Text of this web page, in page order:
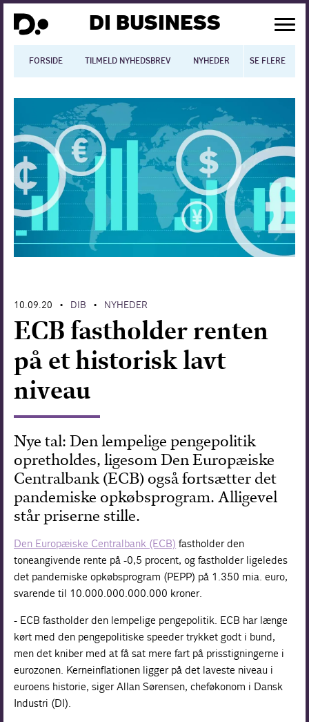
DI BUSINESS
FORSIDE TILMELD NYHEDSBREV NYHEDER BLOGS
SE FLERE
Dansk økonomi
Digitalisering
International økonomi
Arbejdsmiljø
Arbejdsmarkedet
Europapolitik
Forskning
10.09.20 • DIB • NYHEDER
ECB fastholder renten
på et historisk lavt
niveau
Nye tal: Den lempelige pengepolitik
opretholdes, ligesom Den Europæiske
Centralbank (ECB) også fortsætter det
pandemiske opkøbsprogram. Alligevel
står priserne stille.
Den Europæiske Centralbank (ECB) fastholder den
toneangivende rente på -0,5 procent, og fastholder ligeledes
det pandemiske opkøbsprogram (PEPP) på 1.350 mia. euro,
svarende til 10.000.000.000.000 kroner.
- ECB fastholder den lempelige pengepolitik. ECB har længe
kørt med den pengepolitiske speeder trykket godt i bund,
men det kniber med at få sat mere fart på prisstigningerne i
eurozonen. Kerneinflationen ligger på det laveste niveau i
euroens historie, siger Allan Sørensen, cheføkonom i Dansk
Industri (DI).